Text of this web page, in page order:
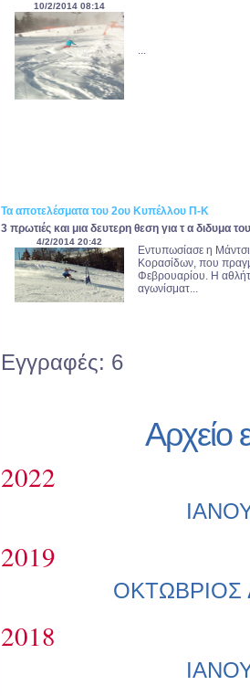
10/2/2014 08:14
...
Τα αποτελέσματα του 2ου Κυπέλλου Π-Κ
3 πρωτιές και μια δευτερη θεση για τ α διδυμα
4/2/2014 20:42
Εντυπωσίασε η
Κορασίδων, που
Φεβρουαρίου. Η
αγωνίσματ...
Εγγραφές: 6
Αρχείο
2022
2019
ΟΚΤΩΒΡΙΟΣ
2018